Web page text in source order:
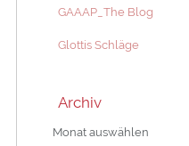
GAAAP_The Blog
Glottis Schläge
Archiv
Archiv